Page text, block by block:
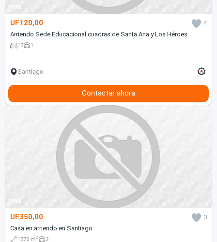
1/25
UF120,00
4
Arriendo Sede Educacional cuadras de Santa Ana y Los Héroes
13 1
Santiago
Contactar ahora
1/52
UF350,00
3
Casa en arriendo en Santiago
1572 m2 2